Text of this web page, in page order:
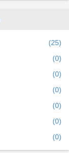
(0)
(0)
(25)
(0)
(0)
(0)
(0)
(0)
(0)